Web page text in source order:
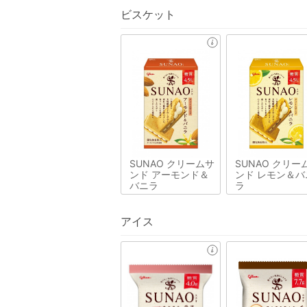
ビスケット
SUNAO クリームサ
ンド アーモンド＆
バニラ
SUNAO クリー
ンド レモン＆バ
ラ
アイス